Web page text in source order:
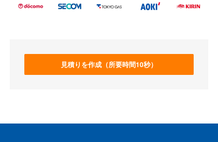
見積りを作成（所要時間10秒）